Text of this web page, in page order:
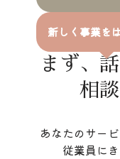
新しく事業を
まず、
相
あなたのサー
従業員に